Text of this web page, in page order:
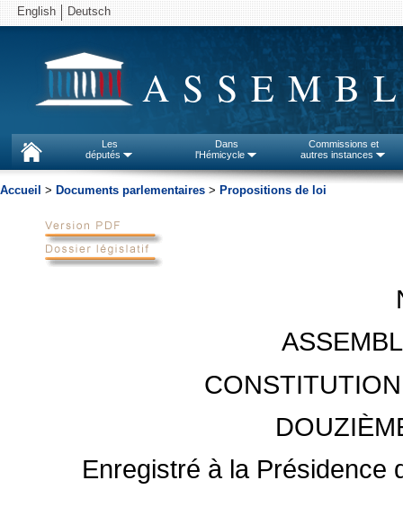
English Deutsch
Les
députés
Dans
l'Hémicycle
Commissions et
autres instances
Accueil > Documents parlementaires > Propositions de loi
Enregistré à la Présidence